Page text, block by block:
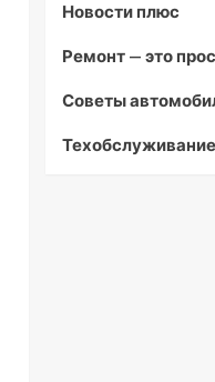
Новости плюс
Ремонт — это
Советы